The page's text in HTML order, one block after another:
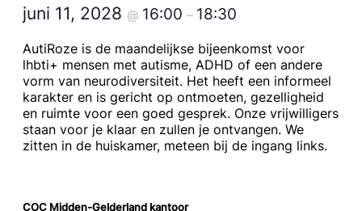
Agenda
juni 11, 2028 @ 16:00 – 18:30
AutiRoze is de maandelijkse bijeenkomst voor
lhbti+ mensen met autisme, ADHD of een andere
vorm van neurodiversiteit. Het heeft een informeel
karakter en is gericht op ontmoeten, gezelligheid
en ruimte voor een goed gesprek. Onze vrijwilligers
staan voor je klaar en zullen je ontvangen. We
zitten in de huiskamer, meteen bij de ingang links.
COC Midden-Gelderland kantoor